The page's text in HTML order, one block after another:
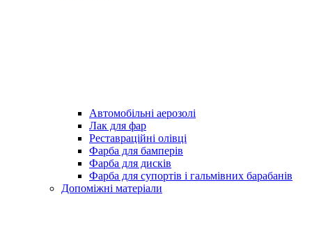
Автомобільні аерозолі
Лак для фар
Реставраційні олівці
Фарба для бамперів
Фарба для дисків
Фарба для супортів і гальмівних барабанів
Допоміжні матеріали